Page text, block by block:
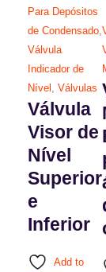
Para Depósitos
de Condensado,
Válvula
Indicador de
Nível , Válvulas
Válvula
Visor de
Nível
Superior
e
Inferior
Add to